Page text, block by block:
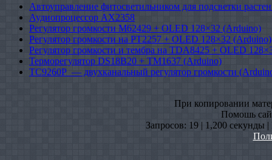
Автоуправление фитосветильником для подсветки
Аудиопроцессор AX2358
Регулятор громкости M62429 + OLED 128×32 (Arduino)
Регулятор громкости на PT2257 + OLED 128×32 (Arduino)
Регулятор громкости и тембра на TDA8425 + OLED
Терморегулятор DS18B20 + TM1637 (Arduino)
TC9260P — двухканальный регулятор громкости
При копировании
Помошь
Запросов: 19 | 1,200 секунды